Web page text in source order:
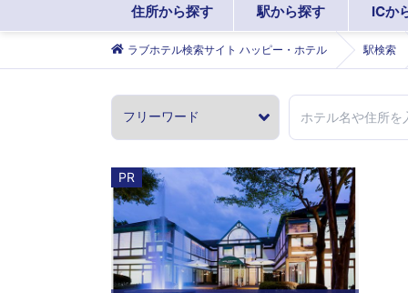
住所から探す 駅から探す ICか
ラブホテル検索サイト ハッピー・ホテル 駅検索
PR